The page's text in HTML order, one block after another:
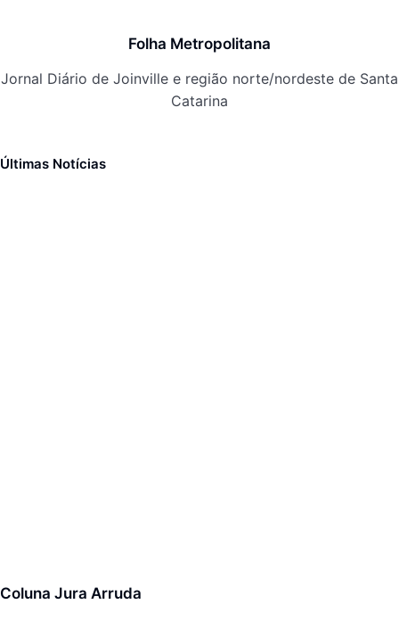
Folha Metropolitana
Jornal Diário de Joinville e região norte/nordeste de Santa
Catarina
Últimas Notícias
Coluna Jura Arruda